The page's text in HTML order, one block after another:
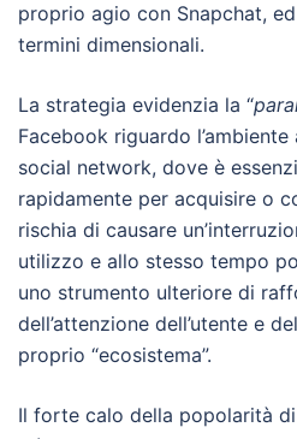
proprio agio con Snapchat,
termini dimensionali.
La strategia evidenzia la “
Facebook riguardo
social network, dove è
rapidamente per acquisire o
rischia di causare
utilizzo e allo stesso tempo
uno strumento ulteriore di
dell’attenzione dell’utente e
proprio “ecosistema”.
Il forte calo della popolarità